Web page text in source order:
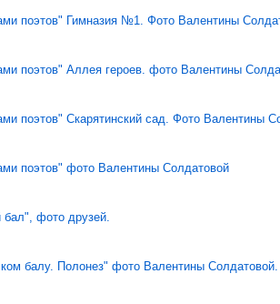
поэтов" Гимназия №1. Фото Валентины
поэтов" Аллея героев. фото Валентины
поэтов" Скарятинский сад. Фото Валентины
поэтов" фото Валентины Солдатовой
бал", фото друзей.
балу. Полонез" фото Валентины Солдатовой.